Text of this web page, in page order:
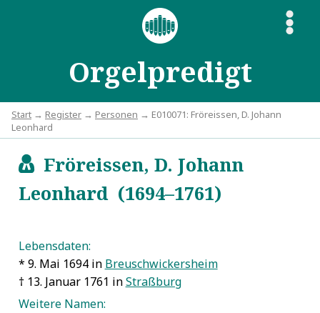
Orgelpredigt
S
Start → Register → Personen → E010071: Fröreissen, D. Johann
Leonhard
cFröreissen, D. Johann
Leonhard (1694–1761)
Lebensdaten:
* 9. Mai 1694 in Breuschwickersheim
† 13. Januar 1761 inStraßburg
Weitere Namen: